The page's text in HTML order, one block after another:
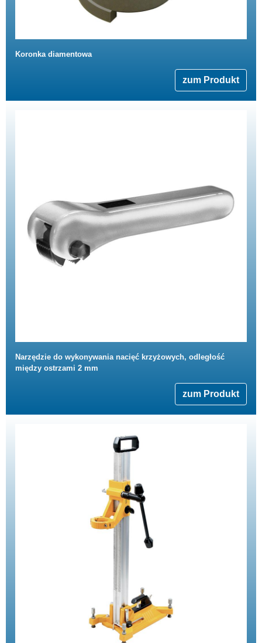
Koronka diamentowa
zum Produkt
Narzędzie do wykonywania nacięć krzyżowych, odległość
między ostrzami 2 mm
zum Produkt